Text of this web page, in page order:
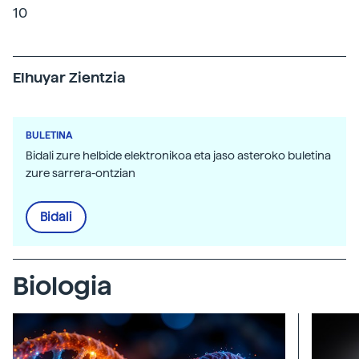
10
Elhuyar Zientzia
BULETINA
Bidali zure helbide elektronikoa eta jaso asteroko buletina
zure sarrera-ontzian
Bidali
Biologia